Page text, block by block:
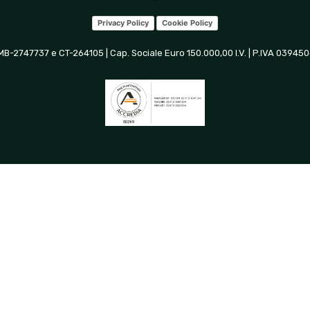
Privacy Policy Cookie Policy
2747737 e CT-264105 | Cap. Sociale Euro 150.000,00 I.V. | P.IVA